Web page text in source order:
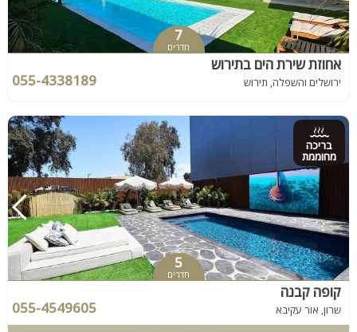
7
חדרים
אחוזת שירת הים בתירוש
ירושלים והשפלה, תירוש 055-4338189
בריכה
מחוממת
5
חדרים
קופה קבנה
שרון, אור עקיבא 055-4549605